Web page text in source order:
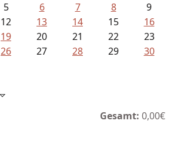
5 6 7 8
9
12 13 14 15
16
19 20 21 22
23
26 27 28 29
30
Gesamt: 0,00€